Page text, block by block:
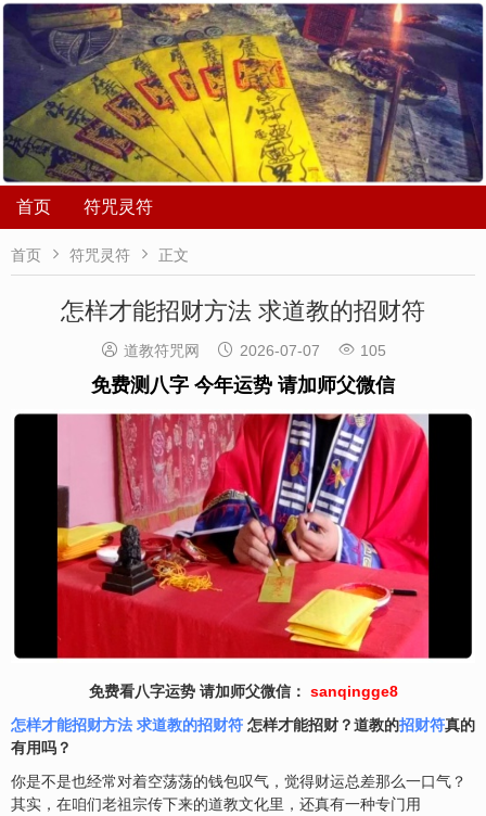
首页 符咒灵符
首页  符咒灵符  正文
怎样才能招财方法 求道教的招财符
 道教符咒网  2026-07-07  105
免费测八字 今年运势 请加师父微信
免费看八字运势 请加师父微信： sanqingge8
怎样才能招财方法 求道教的招财符 怎样才能招财？道教的招财符真的
有用吗？
你是不是也经常对着空荡荡的钱包叹气，觉得财运总差那么一口气？
其实，在咱们老祖宗传下来的道教文化里，还真有一种专门用